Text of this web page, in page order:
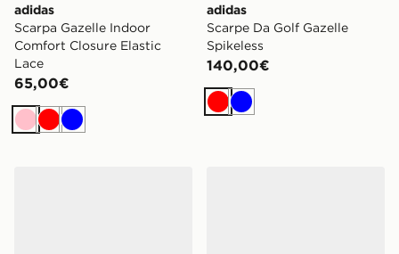
adidas
Scarpa Gazelle Indoor
Comfort Closure Elastic
Lace
65,00€
RosaRosso
Blu
adidas
Scarpe Da Golf Gazelle
Spikeless
140,00€
Rosso
Blu